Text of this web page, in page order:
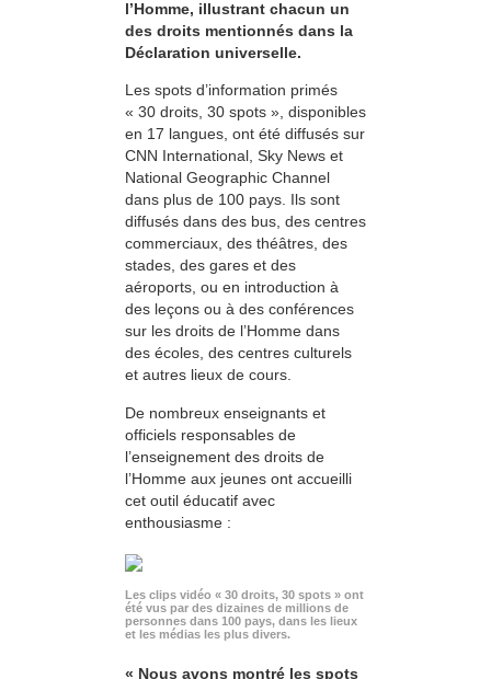
l’Homme, illustrant chacun un
des droits mentionnés dans la
Déclaration universelle.
Les spots d’information primés
« 30 droits, 30 spots », disponibles
en 17 langues, ont été diffusés sur
CNN International, Sky News et
National Geographic Channel
dans plus de 100 pays. Ils sont
diffusés dans des bus, des centres
commerciaux, des théâtres, des
stades, des gares et des
aéroports, ou en introduction à
des leçons ou à des conférences
sur les droits de l’Homme dans
des écoles, des centres culturels
et autres lieux de cours.
De nombreux enseignants et
officiels responsables de
l’enseignement des droits de
l’Homme aux jeunes ont accueilli
cet outil éducatif avec
enthousiasme :
Les clips vidéo « 30 droits, 30 spots » ont
été vus par des dizaines de millions de
personnes dans 100 pays, dans les lieux
et les médias les plus divers.
« Nous avons montré les spots